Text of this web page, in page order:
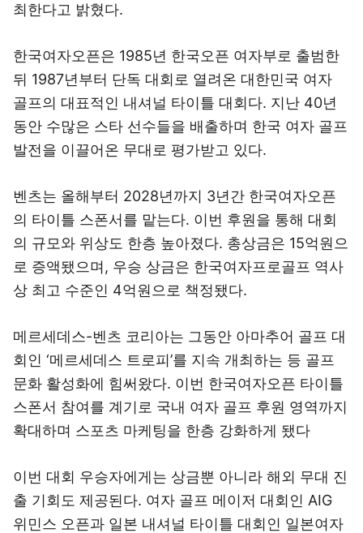
최한다고 밝혔다.
한국여자오픈은 1985년 한국오픈 여자부로 출범한
뒤 1987년부터 단독 대회로 열려온 대한민국 여자
골프의 대표적인 내셔널 타이틀 대회다. 지난 40년
동안 수많은 스타 선수들을 배출하며 한국 여자 골프
발전을 이끌어온 무대로 평가받고 있다.
벤츠는 올해부터 2028년까지 3년간 한국여자오픈
의 타이틀 스폰서를 맡는다. 이번 후원을 통해 대회
의 규모와 위상도 한층 높아졌다. 총상금은 15억원으
로 증액됐으며, 우승 상금은 한국여자프로골프 역사
상 최고 수준인 4억원으로 책정됐다.
메르세데스-벤츠 코리아는 그동안 아마추어 골프 대
회인 ‘메르세데스 트로피’를 지속 개최하는 등 골프
문화 활성화에 힘써왔다. 이번 한국여자오픈 타이틀
스폰서 참여를 계기로 국내 여자 골프 후원 영역까지
확대하며 스포츠 마케팅을 한층 강화하게 됐다
이번 대회 우승자에게는 상금뿐 아니라 해외 무대 진
출 기회도 제공된다. 여자 골프 메이저 대회인 AIG
위민스 오픈과 일본 내셔널 타이틀 대회인 일본여자